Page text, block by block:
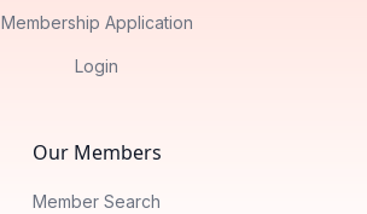
Membership Application
Login
Our Members
Member Search